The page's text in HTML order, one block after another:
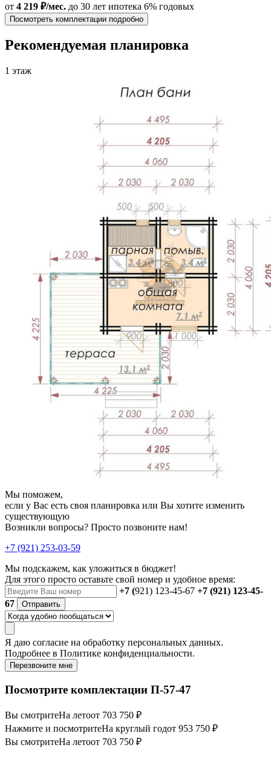
от 4 219 ₽/мес. до 30 лет ипотека 6% годовых
Посмотреть комплектации подробно
Рекомендуемая планировка
1 этаж
Мы поможем,
если у Вас есть своя планировка или Вы хотите изменить
существующую
Возникли вопросы? Просто позвоните нам!
+7 (921) 253-03-59
Мы подскажем, как уложиться в бюджет!
Для этого просто оставьте свой номер и удобное время:
+7 (921) 123-45-67 +7 (921) 123-45-
67
Отправить
Я даю согласие на обработку персональных данных.
Подробнее в Политике конфиденциальности.
Перезвоните мне
Посмотрите комплектации П-57-47
Вы смотритеНа летоот 703 750 ₽
Нажмите и посмотритеНа круглый годот 953 750 ₽
Вы смотритеНа летоот 703 750 ₽